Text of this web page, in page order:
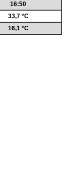
16:50
33,7 °C
16,1 °C